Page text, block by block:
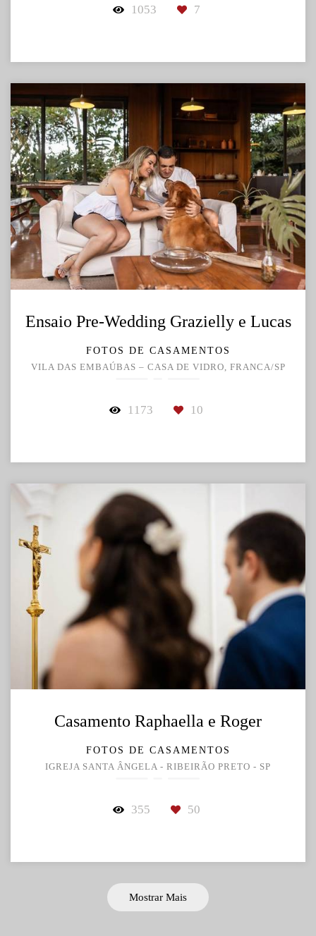
1053 7
Ensaio Pre-Wedding Grazielly e Lucas
FOTOS DE CASAMENTOS
VILA DAS EMBAÚBAS – CASA DE VIDRO, FRANCA/SP
1173 10
Casamento Raphaella e Roger
FOTOS DE CASAMENTOS
IGREJA SANTA ÂNGELA - RIBEIRÃO PRETO - SP
355 50
Mostrar Mais